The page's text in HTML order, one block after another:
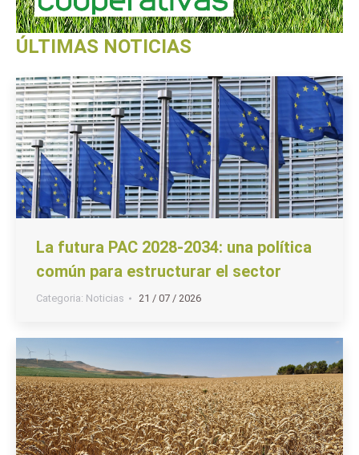
ÚLTIMAS NOTICIAS
La futura PAC 2028-2034: una política
común para estructurar el sector
Categoria: Noticias 21 / 07 / 2026